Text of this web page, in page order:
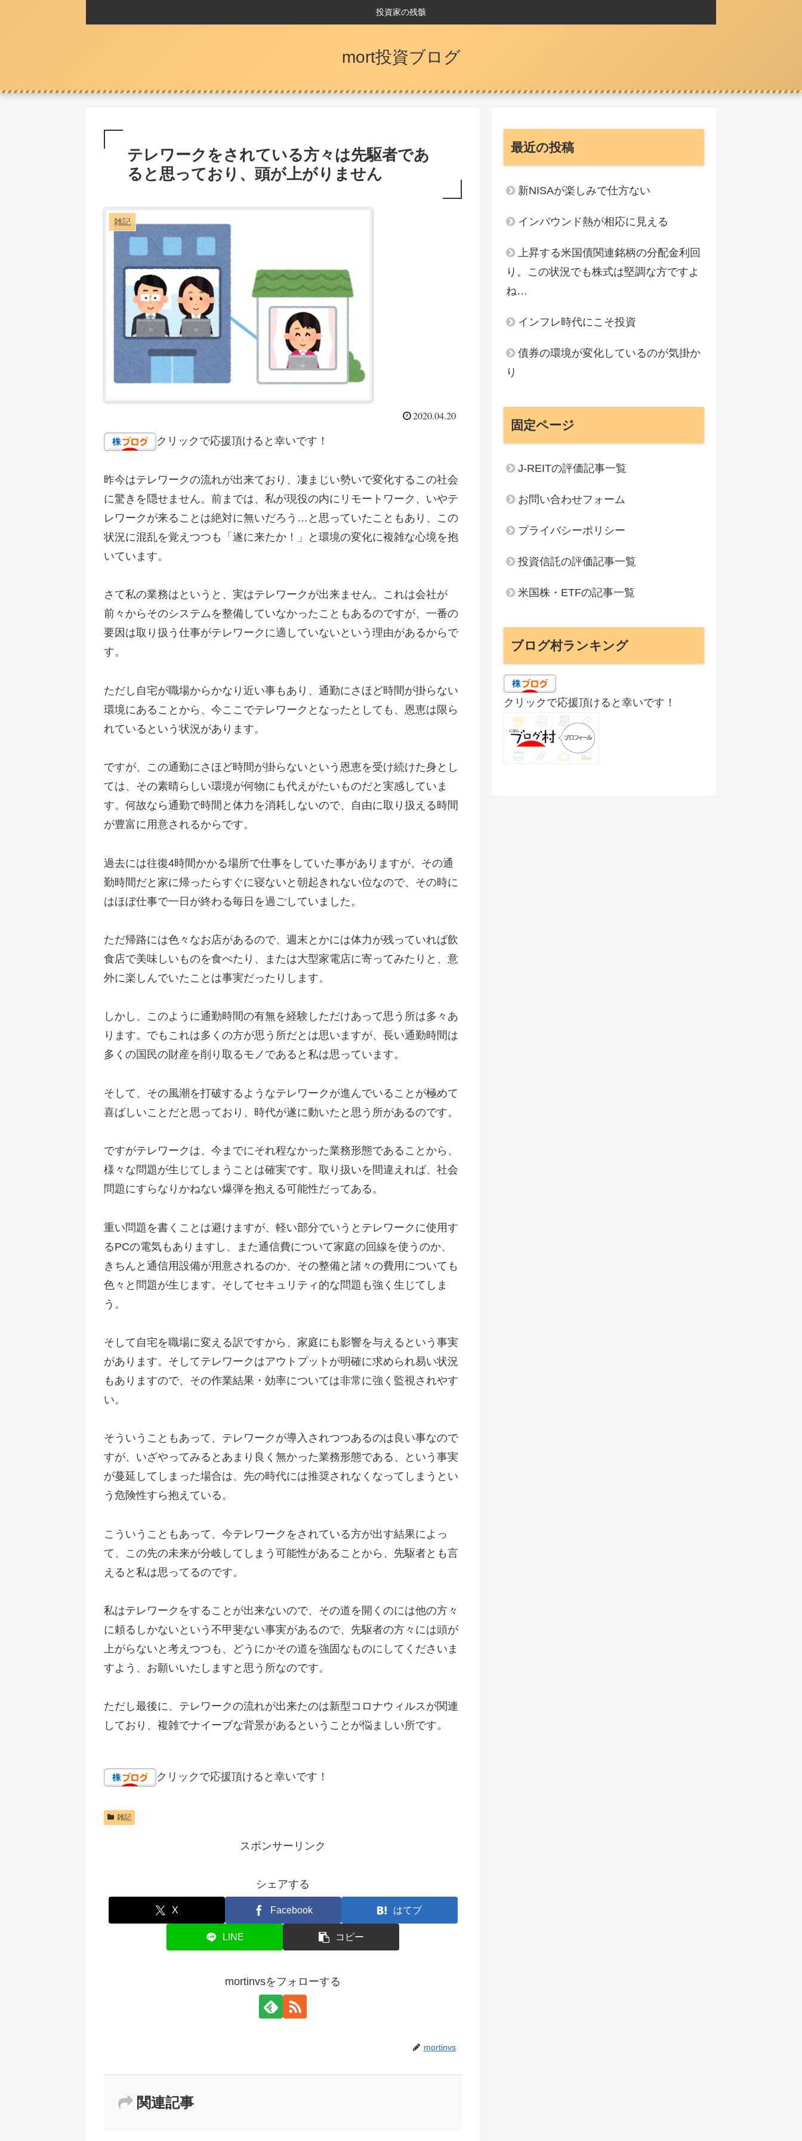
投資家の残骸
mort投資ブログ
テレワークをされている方々は先駆者であ
ると思っており、頭が上がりません
雑記
2020.04.20
クリックで応援頂けると幸いです！
昨今はテレワークの流れが出来ており、凄まじい勢いで変化するこの社会
に驚きを隠せません。前までは、私が現役の内にリモートワーク、いやテ
レワークが来ることは絶対に無いだろう…と思っていたこともあり、この
状況に混乱を覚えつつも「遂に来たか！」と環境の変化に複雑な心境を抱
いています。
さて私の業務はというと、実はテレワークが出来ません。これは会社が
前々からそのシステムを整備していなかったこともあるのですが、一番の
要因は取り扱う仕事がテレワークに適していないという理由があるからで
す。
ただし自宅が職場からかなり近い事もあり、通勤にさほど時間が掛らない
環境にあることから、今ここでテレワークとなったとしても、恩恵は限ら
れているという状況があります。
ですが、この通勤にさほど時間が掛らないという恩恵を受け続けた身とし
ては、その素晴らしい環境が何物にも代えがたいものだと実感していま
す。何故なら通勤で時間と体力を消耗しないので、自由に取り扱える時間
が豊富に用意されるからです。
過去には往復4時間かかる場所で仕事をしていた事がありますが、その通
勤時間だと家に帰ったらすぐに寝ないと朝起きれない位なので、その時に
はほぼ仕事で一日が終わる毎日を過ごしていました。
ただ帰路には色々なお店があるので、週末とかには体力が残っていれば飲
食店で美味しいものを食べたり、または大型家電店に寄ってみたりと、意
外に楽しんでいたことは事実だったりします。
しかし、このように通勤時間の有無を経験しただけあって思う所は多々あ
ります。でもこれは多くの方が思う所だとは思いますが、長い通勤時間は
多くの国民の財産を削り取るモノであると私は思っています。
そして、その風潮を打破するようなテレワークが進んでいることが極めて
喜ばしいことだと思っており、時代が遂に動いたと思う所があるのです。
ですがテレワークは、今までにそれ程なかった業務形態であることから、
様々な問題が生じてしまうことは確実です。取り扱いを間違えれば、社会
問題にすらなりかねない爆弾を抱える可能性だってある。
重い問題を書くことは避けますが、軽い部分でいうとテレワークに使用す
るPCの電気もありますし、また通信費について家庭の回線を使うのか、
きちんと通信用設備が用意されるのか、その整備と諸々の費用についても
色々と問題が生じます。そしてセキュリティ的な問題も強く生じてしま
う。
そして自宅を職場に変える訳ですから、家庭にも影響を与えるという事実
があります。そしてテレワークはアウトプットが明確に求められ易い状況
もありますので、その作業結果・効率については非常に強く監視されやす
い。
そういうこともあって、テレワークが導入されつつあるのは良い事なので
すが、いざやってみるとあまり良く無かった業務形態である、という事実
が蔓延してしまった場合は、先の時代には推奨されなくなってしまうとい
う危険性すら抱えている。
こういうこともあって、今テレワークをされている方が出す結果によっ
て、この先の未来が分岐してしまう可能性があることから、先駆者とも言
えると私は思ってるのです。
私はテレワークをすることが出来ないので、その道を開くのには他の方々
に頼るしかないという不甲斐ない事実があるので、先駆者の方々には頭が
上がらないと考えつつも、どうにかその道を強固なものにしてくださいま
すよう、お願いいたしますと思う所なのです。
ただし最後に、テレワークの流れが出来たのは新型コロナウィルスが関連
しており、複雑でナイーブな背景があるということが悩ましい所です。
クリックで応援頂けると幸いです！
雑記
スポンサーリンク
シェアする
X Facebook はてブ
LINE コピー
mortinvsをフォローする
mortinvs
関連記事
最近の投稿
新NISAが楽しみで仕方ない
インバウンド熱が相応に見える
上昇する米国債関連銘柄の分配金利回
り。この状況でも株式は堅調な方ですよ
ね…
インフレ時代にこそ投資
債券の環境が変化しているのが気掛か
り
固定ページ
J-REITの評価記事一覧
お問い合わせフォーム
プライバシーポリシー
投資信託の評価記事一覧
米国株・ETFの記事一覧
ブログ村ランキング
クリックで応援頂けると幸いです！